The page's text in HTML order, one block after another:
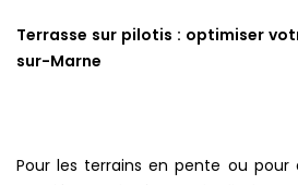
Terrasse sur pilotis : optimiser
sur-Marne
Pour les terrains en pente ou pour